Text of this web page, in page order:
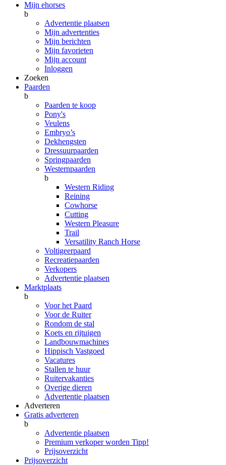
Mijn ehorses
b
Advertentie plaatsen
Mijn advertenties
Mijn berichten
Mijn favorieten
Mijn account
Inloggen
Zoeken
Paarden
b
Paarden te koop
Pony's
Veulens
Embryo’s
Dekhengsten
Dressuurpaarden
Springpaarden
Westernpaarden
b
Western Riding
Reining
Cowhorse
Cutting
Western Pleasure
Trail
Versatility Ranch Horse
Voltigeerpaard
Recreatiepaarden
Verkopers
Advertentie plaatsen
Marktplaats
b
Voor het Paard
Voor de Ruiter
Rondom de stal
Koets en rijtuigen
Landbouwmachines
Hippisch Vastgoed
Vacatures
Stallen te huur
Ruitervakanties
Overige dieren
Advertentie plaatsen
Adverteren
Gratis adverteren
b
Advertentie plaatsen
Premium verkoper worden Tipp!
Prijsoverzicht
Prijsoverzicht